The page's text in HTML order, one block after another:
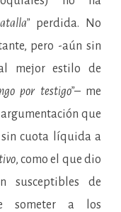
perdida. No
pero -aún sin
mejor estilo de
por testigo”– me
que
sin cuota líquida a
, como el que dio
susceptibles de
someter a los